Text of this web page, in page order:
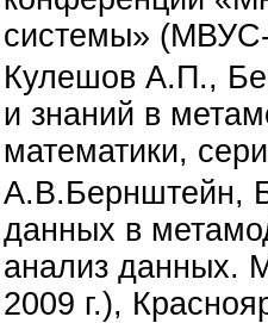
системы»
Кулешов А.П.,
и знаний в
математики,
А.В.Бернштейн,
данных в
анализ данных.
2009 г.),